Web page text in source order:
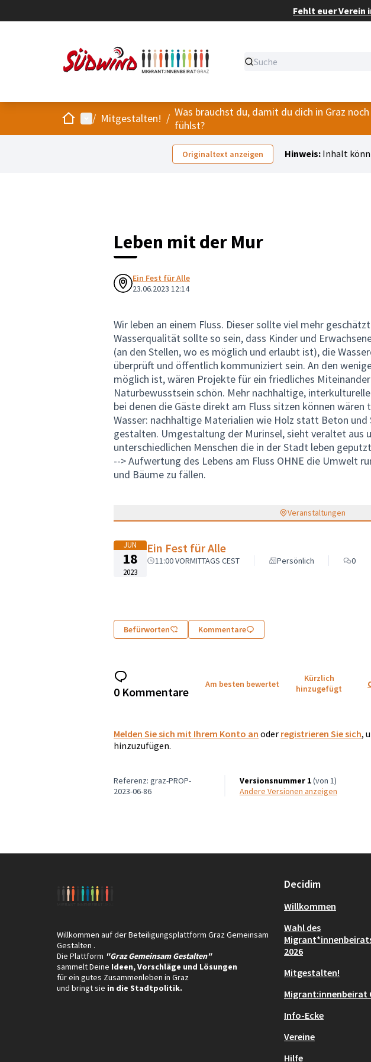
Fehlt euer Verein
StartHauptmenü
/ Mitgestalten! / Was brauchst du, damit du dich in Graz
fühlst?
Originaltext anzeigen Hinweis: Inhalt
Leben mit der Mur
Ein Fest für Alle
23.06.2023 12:14
Wir leben an einem Fluss. Dieser sollte viel mehr
Wasserqualität sollte so sein, dass Kinder und
(an den Stellen, wo es möglich und erlaubt ist), die
überprüft und öffentlich kommuniziert sein. An den
möglich ist, wären Projekte für ein friedliches
Naturbewusstsein schön. Mehr nachhaltige,
bei denen die Gäste direkt am Fluss sitzen können wären
Wasser: nachhaltige Materialien wie Holz statt Beton und
gestalten. Umgestaltung der Murinsel, sieht veraltet aus
unterschiedlichen Menschen die in der Stadt leben
--> Aufwertung des Lebens am Fluss OHNE die Umwelt
und Bäume zu fällen.
Veranstaltungen
JUN
18
2023
Ein Fest für Alle
11:00 VORMITTAGS CEST Persönlich 0
Befürworten Kommentare
0 Kommentare
Am besten bewertet
Kürzlich
hinzugefügt
Melden Sie sich mit Ihrem Konto an oder registrieren Sie sich,
hinzuzufügen.
Referenz: graz-PROP-
2023-06-86
Versionsnummer 1(von 1)
Andere Versionen anzeigen
Willkommen auf der Beteiligungsplattform Graz Gemeinsam
Gestalten .
Die Plattform "Graz Gemeinsam Gestalten"
sammelt Deine Ideen, Vorschläge und Lösungen
für ein gutes Zusammenleben in Graz
und bringt sie in die Stadtpolitik.
Decidim
Willkommen
Wahl des
2026
Mitgestalten!
Migrant:innenbeirat
Info-Ecke
Vereine
Hilfe